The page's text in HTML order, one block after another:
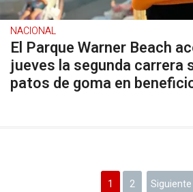
NACIONAL
El Parque Warner Beach
jueves la segunda carrera
patos de goma en
1 2 Siguiente